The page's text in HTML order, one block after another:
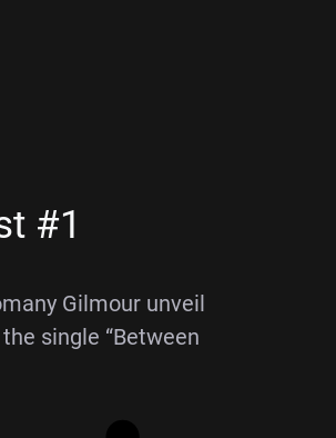
#1
Gilmour unveil
single “Between